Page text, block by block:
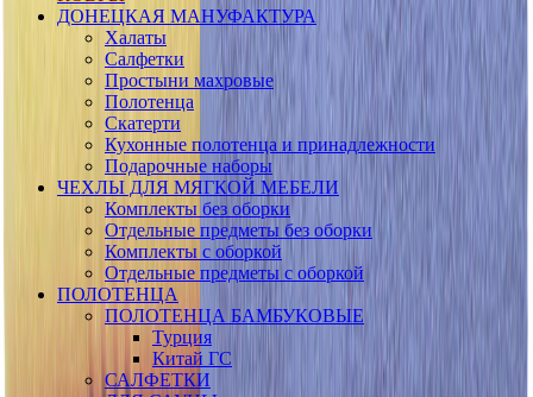
ДОНЕЦКАЯ МАНУФАКТУРА
Халаты
Салфетки
Простыни махровые
Полотенца
Скатерти
Кухонные полотенца и принадлежности
Подарочные наборы
ЧЕХЛЫ ДЛЯ МЯГКОЙ МЕБЕЛИ
Комплекты без оборки
Отдельные предметы без оборки
Комплекты с оборкой
Отдельные предметы с оборкой
ПОЛОТЕНЦА
ПОЛОТЕНЦА БАМБУКОВЫЕ
Турция
Китай ГС
САЛФЕТКИ